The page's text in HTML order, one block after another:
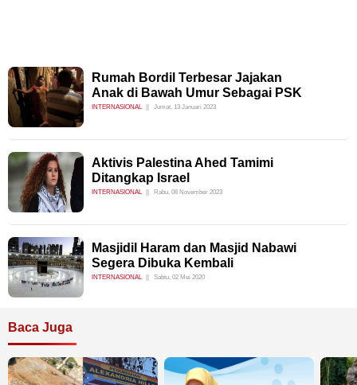
Rumah Bordil Terbesar Jajakan
Anak di Bawah Umur Sebagai PSK
INTERNASIONAL Jumat, 13 Januari 2023
Aktivis Palestina Ahed Tamimi
Ditangkap Israel
INTERNASIONAL Rabu, 08 November 2023
Masjidil Haram dan Masjid Nabawi
Segera Dibuka Kembali
INTERNASIONAL Sabtu, 02 Mei 2020
Baca Juga